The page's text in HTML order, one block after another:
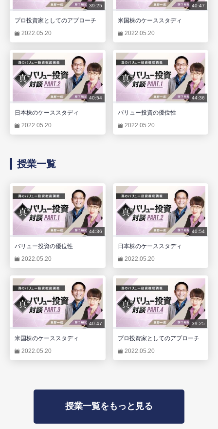
39:25
プロ投資家としてのアプローチ
2022.05.20
40:47
米国株のケーススタディ
2022.05.20
40:54
日本株のケーススタディ
2022.05.20
44:36
バリュー投資の優位性
2022.05.20
授業一覧
44:36
バリュー投資の優位性
2022.05.20
40:54
日本株のケーススタディ
2022.05.20
40:47
米国株のケーススタディ
2022.05.20
39:25
プロ投資家としてのアプローチ
2022.05.20
授業一覧をもっと見る